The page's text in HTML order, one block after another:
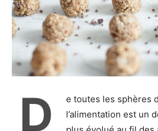
D
e toutes les sphères
l’alimentation est un